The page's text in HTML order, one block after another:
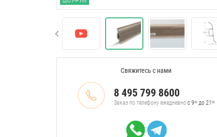
Свяжитесь с нами
8 495 799 8600
Заказ по телефону ежедневно с 900до 21 00